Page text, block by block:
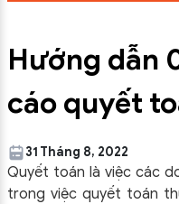
Hướng dẫn
cáo quyết
31 Tháng 8, 2022
Quyết toán là việc các
trong việc quyết toán